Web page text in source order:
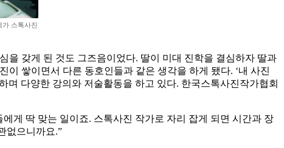
스톡사진
을 갖게 된 것도 그즈음이었다. 딸이 미대 진학을 결심하자 딸과
쌓이면서 다른 동호인들과 같은 생각을 하게 됐다. ‘내 사진
며 다양한 강의와 저술활동을 하고 있다. 한국스톡사진작가협회
게 딱 맞는 일이죠. 스톡사진 작가로 자리 잡게 되면 시간과 장
없으니까요.”